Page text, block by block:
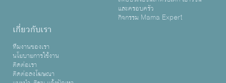
และครอบครัว
กิจกรรม Mama Expert
เกี่ยวกับเรา
ทีมงานของเรา
นโยบายการใช้งาน
ติดต่อเรา
ติดต่อลงโฆษณา